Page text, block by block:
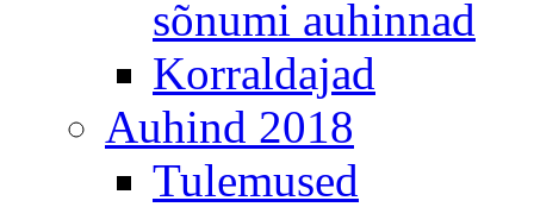
sõnumi auhinnad
Korraldajad
Auhind 2018
Tulemused